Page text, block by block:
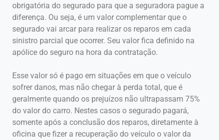
obrigatória do segurado para que a seguradora pague a
diferença. Ou seja, é um valor complementar que o
segurado vai arcar para realizar os reparos em cada
sinistro parcial que ocorrer. Seu valor fica definido na
apólice do seguro na hora da contratação.
Esse valor só é pago em situações em que o veículo
sofrer danos, mas não chegar à perda total, que é
geralmente quando os prejuízos não ultrapassam 75%
do valor do carro. Nestes casos o segurado pagará,
somente após a conclusão dos reparos, diretamente à
oficina que fizer a recuperação do veículo o valor da